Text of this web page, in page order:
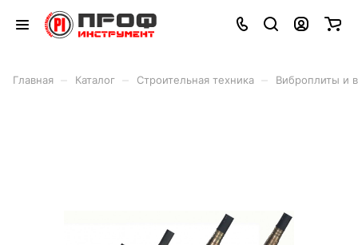
Главная Каталог Строительная техника Виброплиты и